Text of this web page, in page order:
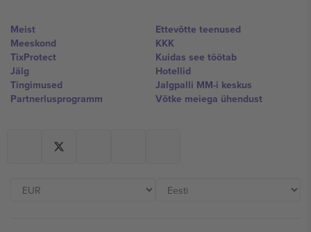
Meist
Meeskond
TixProtect
Jälg
Tingimused
Partnerlusprogramm
Ettevõtte teenused
KKK
Kuidas see töötab
Hotellid
Jalgpalli MM-i keskus
Võtke meiega ühendust